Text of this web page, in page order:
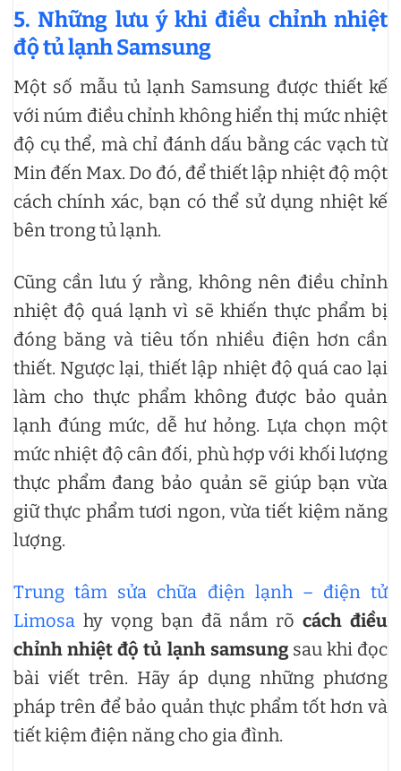
5. Những lưu ý khi điều chỉnh nhiệt
độ tủ lạnh Samsung
Một số mẫu tủ lạnh Samsung được thiết kế
với núm điều chỉnh không hiển thị mức nhiệt
độ cụ thể, mà chỉ đánh dấu bằng các vạch từ
Min đến Max. Do đó, để thiết lập nhiệt độ một
cách chính xác, bạn có thể sử dụng nhiệt kế
bên trong tủ lạnh.
Cũng cần lưu ý rằng, không nên điều chỉnh
nhiệt độ quá lạnh vì sẽ khiến thực phẩm bị
đóng băng và tiêu tốn nhiều điện hơn cần
thiết. Ngược lại, thiết lập nhiệt độ quá cao lại
làm cho thực phẩm không được bảo quản
lạnh đúng mức, dễ hư hỏng. Lựa chọn một
mức nhiệt độ cân đối, phù hợp với khối lượng
thực phẩm đang bảo quản sẽ giúp bạn vừa
giữ thực phẩm tươi ngon, vừa tiết kiệm năng
lượng.
Trung tâm sửa chữa điện lạnh – điện tử
Limosa hy vọng bạn đã nắm rõcách điều
chỉnh nhiệt độ tủ lạnh samsungsau khi đọc
bài viết trên. Hãy áp dụng những phương
pháp trên để bảo quản thực phẩm tốt hơn và
tiết kiệm điện năng cho gia đình.